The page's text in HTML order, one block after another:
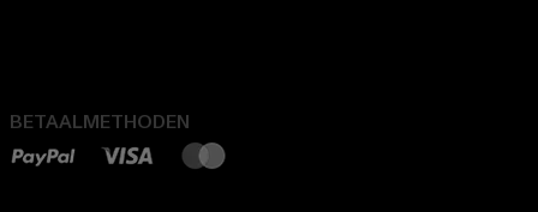
BETAALMETHODEN